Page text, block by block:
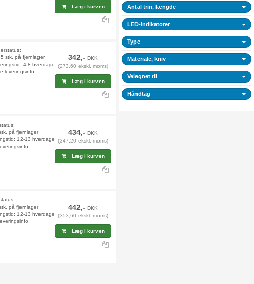
Antal trin, længde
LED-indikatorer
Type
Materiale, kniv
Velegnet til
Håndtag
Læg i kurven
5 stk. på fjernlager
4-8 hverdage
leveringsinfo
342,-DKK
(273,60 ekskl. moms)
Læg i kurven
på fjernlager
12-13 hverdage
434,-DKK
(347,20 ekskl. moms)
Læg i kurven
på fjernlager
12-13 hverdage
442,-DKK
(353,60 ekskl. moms)
Læg i kurven